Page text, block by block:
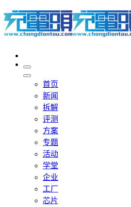
首页
新闻
拆解
评测
方案
专题
活动
学堂
企业
工厂
芯片